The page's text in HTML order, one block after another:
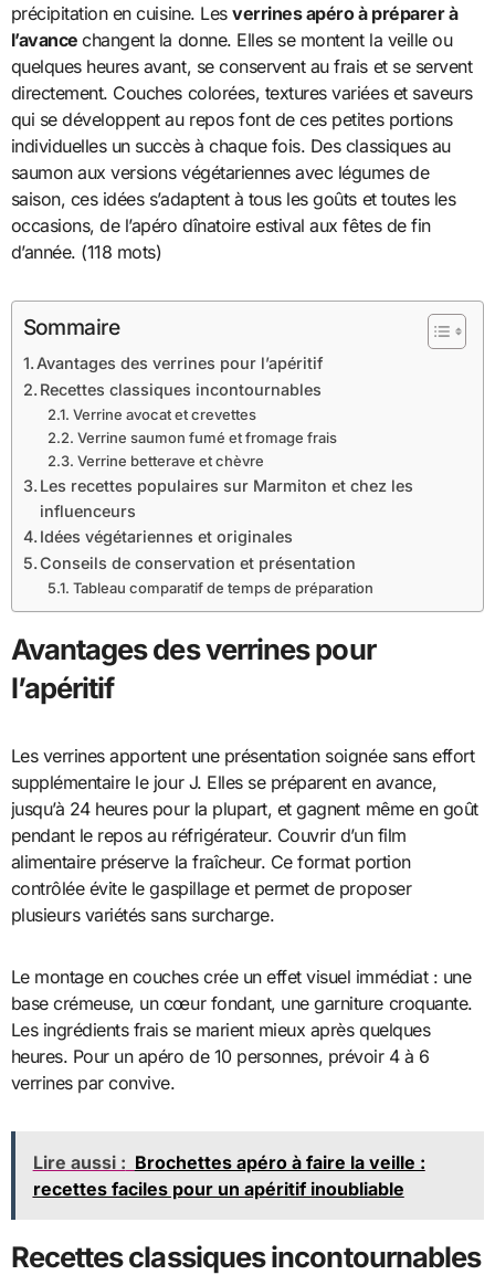
précipitation en cuisine. Lesverrines apéro à préparer à
l’avancechangent la donne. Elles se montent la veille ou
quelques heures avant, se conservent au frais et se servent
directement. Couches colorées, textures variées et saveurs
qui se développent au repos font de ces petites portions
individuelles un succès à chaque fois. Des classiques au
saumon aux versions végétariennes avec légumes de
saison, ces idées s’adaptent à tous les goûts et toutes les
occasions, de l’apéro dînatoire estival aux fêtes de fin
d’année. (118 mots)
Sommaire
Avantages des verrines pour l’apéritif
Recettes classiques incontournables
Verrine avocat et crevettes
Verrine saumon fumé et fromage frais
Verrine betterave et chèvre
Les recettes populaires sur Marmiton et chez les
influenceurs
Idées végétariennes et originales
Conseils de conservation et présentation
Tableau comparatif de temps de préparation
Avantages des verrines pour
l’apéritif
Les verrines apportent une présentation soignée sans effort
supplémentaire le jour J. Elles se préparent en avance,
jusqu’à 24 heures pour la plupart, et gagnent même en goût
pendant le repos au réfrigérateur. Couvrir d’un film
alimentaire préserve la fraîcheur. Ce format portion
contrôlée évite le gaspillage et permet de proposer
plusieurs variétés sans surcharge.
Le montage en couches crée un effet visuel immédiat : une
base crémeuse, un cœur fondant, une garniture croquante.
Les ingrédients frais se marient mieux après quelques
heures. Pour un apéro de 10 personnes, prévoir 4 à 6
verrines par convive.
Lire aussi : Brochettes apéro à faire la veille :
recettes faciles pour un apéritif inoubliable
Recettes classiques incontournables